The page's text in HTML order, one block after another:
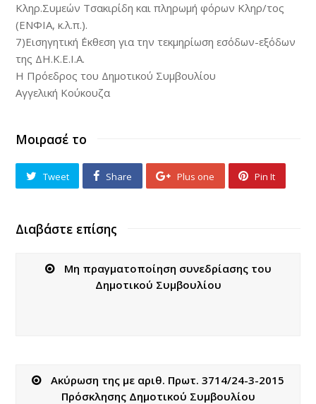
Κληρ.Συμεών Τσακιρίδη και πληρωμή φόρων Κληρ/τος
(ΕΝΦΙΑ, κ.λ.π.).
7)Εισηγητική ΄Εκθεση για την τεκμηρίωση εσόδων-εξόδων
της ΔΗ.Κ.Ε.Ι.Α.
Η Πρόεδρος του Δημοτικού Συμβουλίου
Αγγελική Κούκουζα
Μοιρασέ το
Tweet Share Plus one Pin It
Διαβάστε επίσης
Μη πραγματοποίηση συνεδρίασης του
Δημοτικού Συμβουλίου
Ακύρωση της με αριθ. Πρωτ. 3714/24-3-2015
Πρόσκλησης Δημοτικού Συμβουλίου